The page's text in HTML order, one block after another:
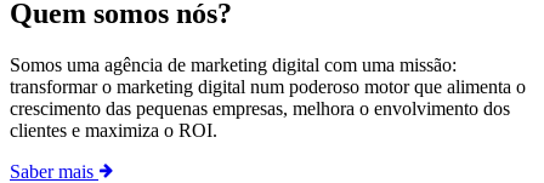
Quem somos nós?
Somos uma agência de marketing digital com uma missão:
transformar o marketing digital num poderoso motor que alimenta o
crescimento das pequenas empresas, melhora o envolvimento dos
clientes e maximiza o ROI.
Saber mais